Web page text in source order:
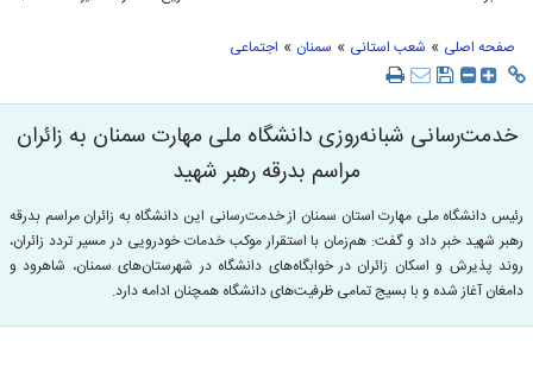
صفحه اصلی » شعب استانی » سمنان » اجتماعی
خدمت‌رسانی شبانه‌روزی دانشگاه ملی مهارت سمنان به زائران
مراسم بدرقه رهبر شهید
رئیس دانشگاه ملی مهارت استان سمنان از خدمت‌رسانی این دانشگاه به زائران مراسم بدرقه
رهبر شهید خبر داد و گفت: هم‌زمان با استقرار موکب خدمات خودرویی در مسیر تردد زائران،
روند پذیرش و اسکان زائران در خوابگاه‌های دانشگاه در شهرستان‌های سمنان، شاهرود و
دامغان آغاز شده و با بسیج تمامی ظرفیت‌های دانشگاه همچنان ادامه دارد.